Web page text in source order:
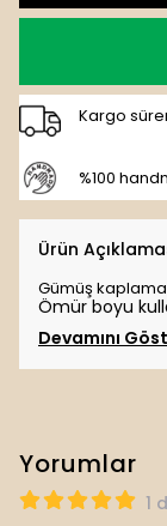
Kargo
%100
Ürün
Gümüş
Ömür boyu
Devamını
Yorumlar
1